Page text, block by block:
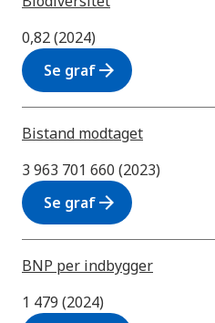
0,82 (2024)
Se grafarrow_forward
Bistand modtaget
3 963 701 660 (2023)
Se grafarrow_forward
BNP per indbygger
1 479 (2024)